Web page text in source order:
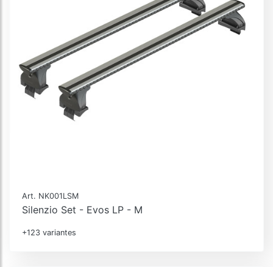
Art. NK001LSM
Silenzio Set - Evos LP - M
+123 variantes